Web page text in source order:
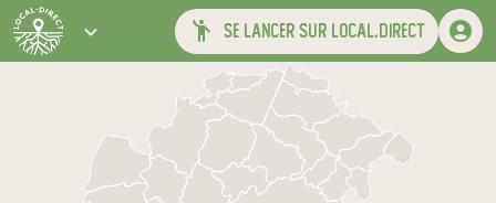
se lancer sur local.direct